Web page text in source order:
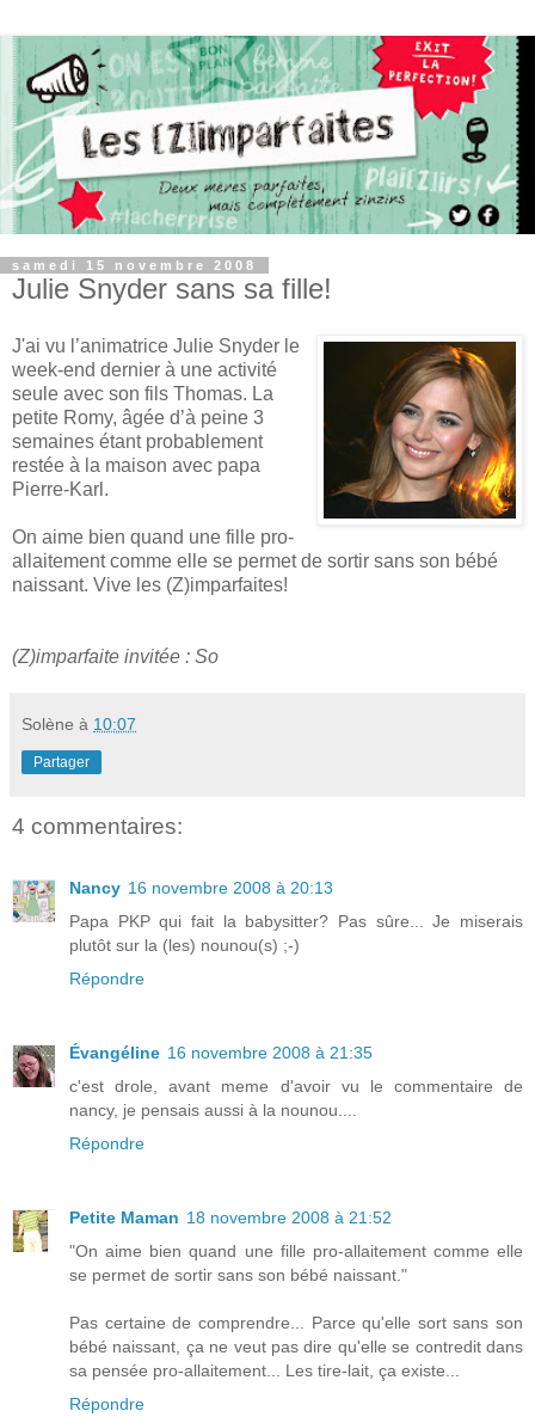
samedi 15 novembre 2008
Julie Snyder sans sa fille!
J'ai vu l’animatrice Julie Snyder le
week-end dernier à une activité
seule avec son fils Thomas. La
petite Romy, âgée d’à peine 3
semaines étant probablement
restée à la maison avec papa
Pierre-Karl.
On aime bien quand une fille pro-
allaitement comme elle se permet de sortir sans son bébé
naissant. Vive les (Z)imparfaites!
(Z)imparfaite invitée : So
Solène à 10:07
Partager
4 commentaires:
Nancy 16 novembre 2008 à 20:13
Papa PKP qui fait la babysitter? Pas sûre... Je miserais
plutôt sur la (les) nounou(s) ;-)
Répondre
Évangéline 16 novembre 2008 à 21:35
c'est drole, avant meme d'avoir vu le commentaire de
nancy, je pensais aussi à la nounou....
Répondre
Petite Maman 18 novembre 2008 à 21:52
"On aime bien quand une fille pro-allaitement comme elle
se permet de sortir sans son bébé naissant."
Pas certaine de comprendre... Parce qu'elle sort sans son
bébé naissant, ça ne veut pas dire qu'elle se contredit dans
sa pensée pro-allaitement... Les tire-lait, ça existe...
Répondre